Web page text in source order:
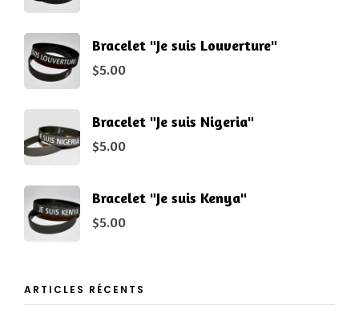
Bracelet "Je suis Louverture"
$5.00
Bracelet "Je suis Nigeria"
$5.00
Bracelet "Je suis Kenya"
$5.00
ARTICLES RÉCENTS